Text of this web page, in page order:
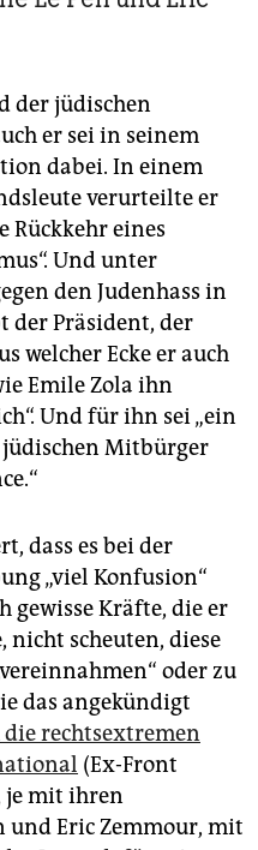
der jüdischen
er sei in seinem
dabei. In einem
verurteilte er
Rückkehr eines
Und unter
den Judenhass in
der Präsident, der
welcher Ecke er auch
Emile Zola ihn
Und für ihn sei „ein
Mitbürger
dass es bei der
„viel Konfusion“
gewisse Kräfte, die er
scheuten, diese
oder zu
das angekündigt
die rechtsextremen
(Ex-Front
je mit ihren
und Eric Zemmour, mit